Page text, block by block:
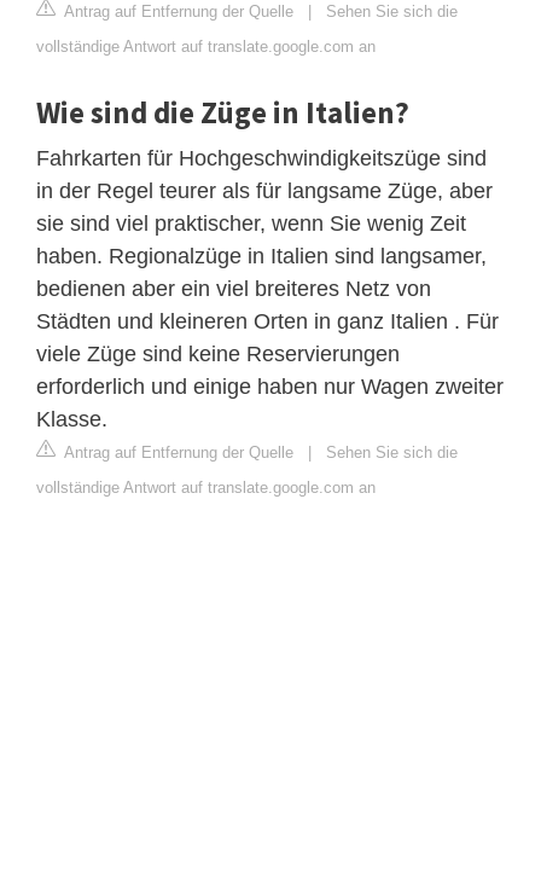
Antrag auf Entfernung der Quelle | Sehen Sie sich die
vollständige Antwort auf translate.google.com an
Wie sind die Züge in Italien?
Fahrkarten für Hochgeschwindigkeitszüge sind
in der Regel teurer als für langsame Züge, aber
sie sind viel praktischer, wenn Sie wenig Zeit
haben. Regionalzüge in Italien sind langsamer,
bedienen aber ein viel breiteres Netz von
Städten und kleineren Orten in ganz Italien . Für
viele Züge sind keine Reservierungen
erforderlich und einige haben nur Wagen zweiter
Klasse.
Antrag auf Entfernung der Quelle | Sehen Sie sich die
vollständige Antwort auf translate.google.com an